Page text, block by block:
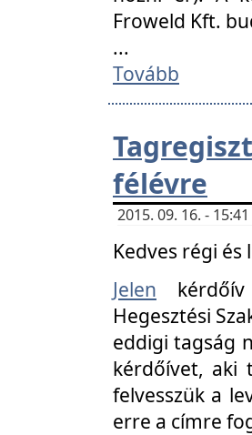
Froweld Kft.
...
Tovább
félévre
2015. 09. 16. -
Kedves régi
Jelen
Hegesztési
eddigi tagság
kérdőívet, aki
felvesszük a
erre a címre